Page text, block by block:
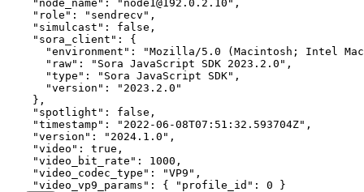
  "node_name": "
node1@192.0.2.10 ",
  "role": "sendrecv",
  "simulcast": false,
  "sora_client": {
"environment": "Mozilla/5.0 (Macintosh; Intel
    "raw": "Sora JavaScript SDK 2023.2.0",
    "type": "Sora JavaScript SDK",
    "version": "2023.2.0"
  },
  "spotlight": false,
  "timestamp": "2022-06-08T07:51:32.593704Z",
  "version": "2024.1.0",
  "video": true,
  "video_bit_rate": 1000,
  "video_codec_type": "VP9",
  "video_vp9_params": { "profile_id": 0 }